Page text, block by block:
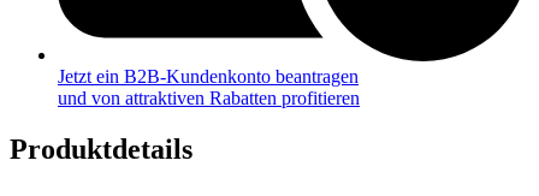
Jetzt ein B2B-Kundenkonto beantragen
und von attraktiven Rabatten profitieren
Produktdetails